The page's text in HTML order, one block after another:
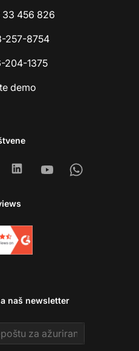
33 456 826
257-8754
204-1375
demo
LinkedinYoutubeWhatsapp
naš newsletter